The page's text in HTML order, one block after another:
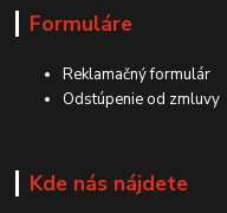
Formuláre
Reklamačný formulár
Odstúpenie od zmluvy
Kde nás nájdete